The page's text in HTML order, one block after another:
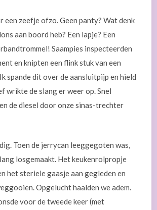
een zeefje ofzo. Geen panty? Wat denk
aan boord heb? Een lapje? Een
Saampies inspecteerden
en knipten een flink stuk van een
spande dit over de aansluitpijp en hield
wrikte de slang er weer op. Snel
de diesel door onze sinas-trechter
Toen de jerrycan leeggegoten was,
losgemaakt. Het keukenrolpropje
het steriele gaasje aan gegleden en
Opgelucht haalden we adem.
voor de tweede keer (met